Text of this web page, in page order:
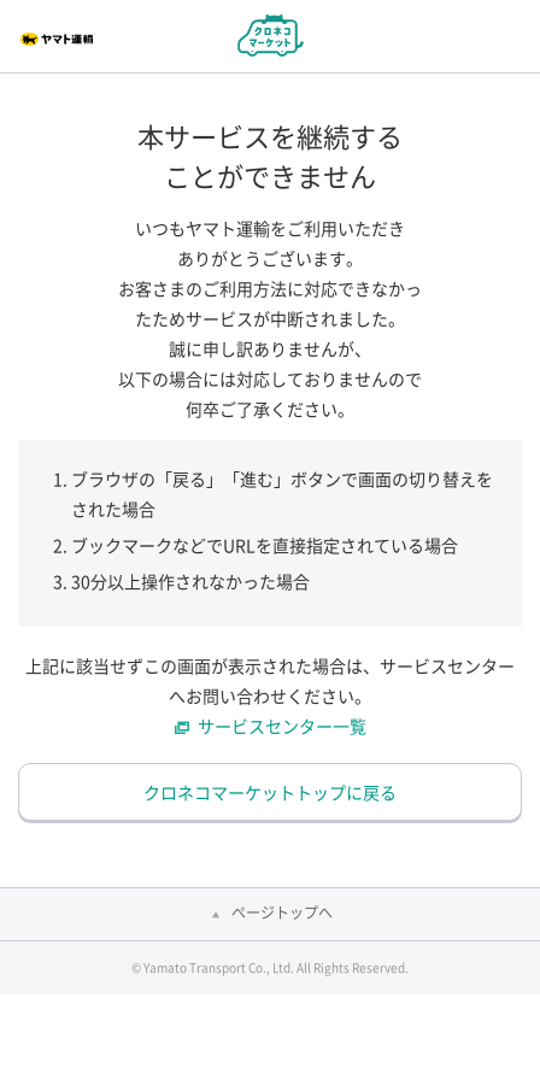
本サービスを継続する
ことができません
いつもヤマト運輸をご利用いただき
ありがとうございます。
お客さまのご利用方法に対応できなかっ
たためサービスが中断されました。
誠に申し訳ありませんが、
以下の場合には対応しておりませんので
何卒ご了承ください。
ブラウザの「戻る」「進む」ボタンで画面の切り替えを
された場合
ブックマークなどでURLを直接指定されている場合
30分以上操作されなかった場合
上記に該当せずこの画面が表示された場合は、サービスセンター
へお問い合わせください。
サービスセンター一覧
クロネコマーケットトップに戻る
ページトップへ
© Yamato Transport Co., Ltd. All Rights Reserved.